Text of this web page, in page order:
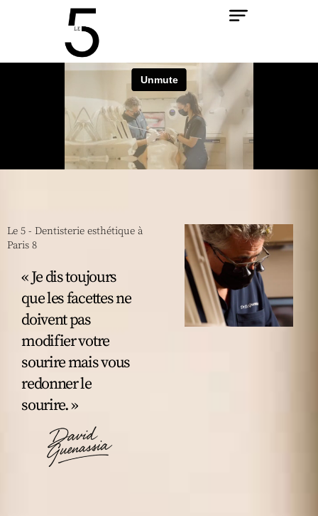
Le 5 - Dentisterie esthétique à
Paris 8
« Je dis toujours
que les facettes ne
doivent pas
modifier votre
sourire mais vous
redonner le
sourire. »